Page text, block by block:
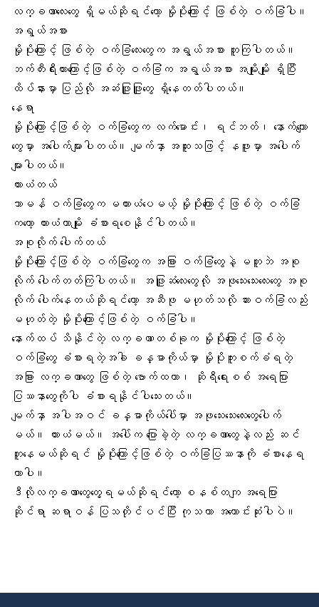
လက္ခဏာလေးတွေ ရှိမယ်ဆိုရင်တော့ မှိုပိုးကြောင့် ဖြစ်တဲ့ ဝက်ခြံပါ။
အရွယ်အစား
မှိုပိုးကြောင့် ဖြစ်တဲ့ ဝက်ခြံလေးတွေက အရွယ်အစား တူကြပါတယ်။
ဘက်တီးရီးယားကြောင့်ဖြစ်တဲ့ ဝက်ခြံက အရွယ်အစား အမျိုးမျိုး ရှိပြီး
ထိပ်နားမှာ ပြည်လို အဆံဖြူဖြူတွေ ရှိနေတတ်ပါတယ်။
နေရာ
မှိုပိုးကြောင့်ဖြစ်တဲ့ ဝက်ခြံတွေက လက်မောင်း၊
ရင်ဘတ် ၊ နောက်ကျော
တွေမှာ အပေါက်များပါတယ်။ မျက်နှာ အထူးသဖြင့် နဖူး မှာ အပေါက်
များပါတယ်။
ယားယံတယ်
သာမန် ဝက်ခြံတွေက မယားယံပေမယ့် မှိုပိုးကြောင့် ဖြစ်တဲ့ ဝက်ခြံ
ကတော့ ယားယံတာမျိုး ခံစားရစေနိုင်ပါတယ်။
အစုလိုက် ပေါက်တယ်
မှိုပိုးကြောင့်ဖြစ်တဲ့ ဝက်ခြံတွေက အခြား ဝက်ခြံတွေနဲ့ မတူဘဲ အစု
လိုက် ပေါက်တတ်ကြပါတယ်။ အဖြူဆံလေးတွေလို အဖုသေးသေးလေးတွေ အစု
လိုက် ပေါက်နေတယ်ဆိုရင်တော့ အဆီဖု မဟုတ်သလို ဆားဝက်ခြံလည်း
မဟုတ်တဲ့ မှိုပိုးကြောင့်ဖြစ်တဲ့ ဝက်ခြံပါ။
နောက်ထပ် သိနိုင်တဲ့ လက္ခဏာတစ်ခုက မှိုပိုးကြောင့် ဖြစ်တဲ့
ဝက်ခြံတွေ ခံစားရတဲ့အခါ
ခန္ဓာကိုယ် မှာ မှိုပိုးကူးစက်ခံရတဲ့
အခြား လက္ခဏာတွေ ဖြစ်တဲ့ ဗောက်ထတာ ၊
ဆိုရီရေးစစ် အရေပြား
ပြဿနာတွေကိုပါ ခံစားရနိုင်ပါသေးတယ်။
မျက်နှာ အပါအဝင် ခန္ဓာကိုယ်ပေါ်မှာ အဖုသေးသေးလေးတွေပေါက်
မယ်။ ယားယံမယ်။ အပေါ်က ပြောခဲ့တဲ့ လက္ခဏာတွေနဲ့လည်း ဆင်
တူနေမယ်ဆိုရင် မှိုပိုးကြောင့်ဖြစ်တဲ့ ဝက်ခြံပြဿနာ ကို ခံစားနေရ
တာပါ။
ဒီလိုလက္ခဏာတွေတွေ့ရမယ်ဆိုရင်တော့ စနစ်တကျ အရေပြား
ဆိုင်ရာ ဆရာဝန် ပြသတိုင်ပင်ပြီး ကုသတာ အကောင်းဆုံးပါပဲ။